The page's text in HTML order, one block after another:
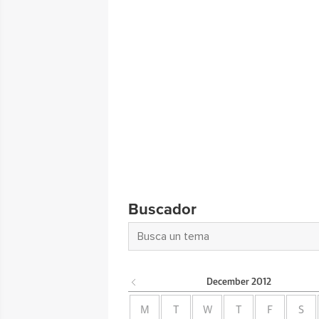
Buscador
December 2012
M W F S